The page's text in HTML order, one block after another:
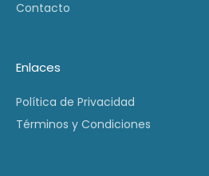
Contacto
Enlaces
Política de Privacidad
Términos y Condiciones